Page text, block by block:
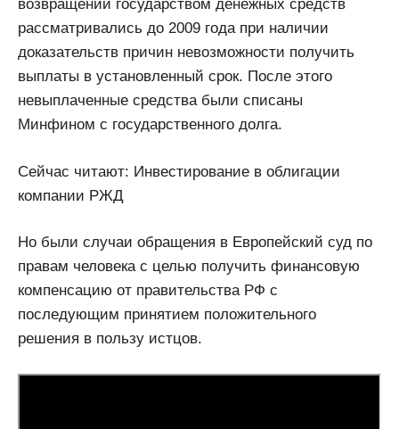
возвращении государством денежных средств
рассматривались до 2009 года при наличии
доказательств причин невозможности получить
выплаты в установленный срок. После этого
невыплаченные средства были списаны
Минфином с государственного долга.
Сейчас читают: Инвестирование в облигации
компании РЖД
Но были случаи обращения в Европейский суд по
правам человека с целью получить финансовую
компенсацию от правительства РФ с
последующим принятием положительного
решения в пользу истцов.